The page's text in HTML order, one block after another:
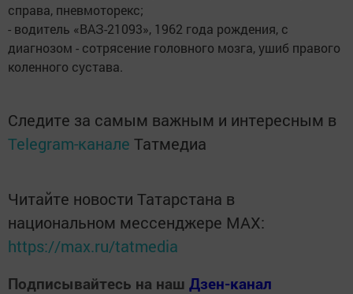
справа, пневмоторекс;
- водитель «ВАЗ-21093», 1962 года рождения, с
диагнозом - сотрясение головного мозга, ушиб правого
коленного сустава.
Следите за самым важным и интересным в
Telegram-канале Татмедиа
Читайте новости Татарстана в
национальном мессенджере MАХ:
https://max.ru/tatmedia
Подписывайтесь на наш Дзен-канал